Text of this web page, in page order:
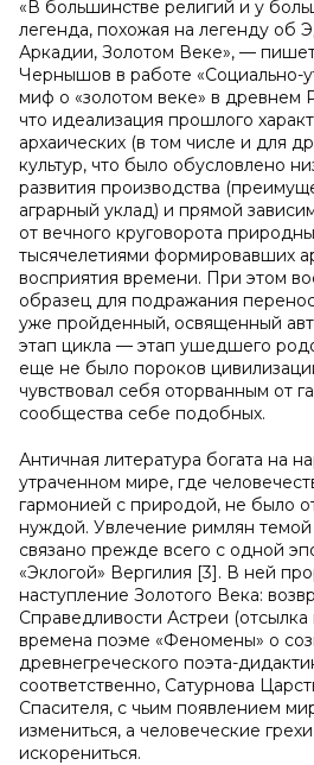
«В большинстве религий и у
легенда, похожая на легенду об
Аркадии, Золотом Веке», —
Чернышов в работе «Социально-
миф о «золотом веке» в древнем
что идеализация прошлого
архаических (в том числе и для
культур, что было обусловлено
развития производства
аграрный уклад) и прямой
от вечного круговорота
тысячелетиями формировавших
восприятия времени. При этом
образец для подражания
уже пройденный, освященный
этап цикла — этап ушедшего
еще не было пороков
чувствовал себя оторванным от
сообщества себе подобных.
Античная литература богата на
утраченном мире, где
гармонией с природой, не было
нуждой. Увлечение римлян темой
связано прежде всего с одной
«Эклогой» Вергилия [3]. В ней
наступление Золотого Века:
Справедливости Астреи (отсылка
времена поэме «Феномены» о
древнегреческого поэта-
соответственно, Сатурнова
Спасителя, с чьим появлением
измениться, а человеческие
искорениться.